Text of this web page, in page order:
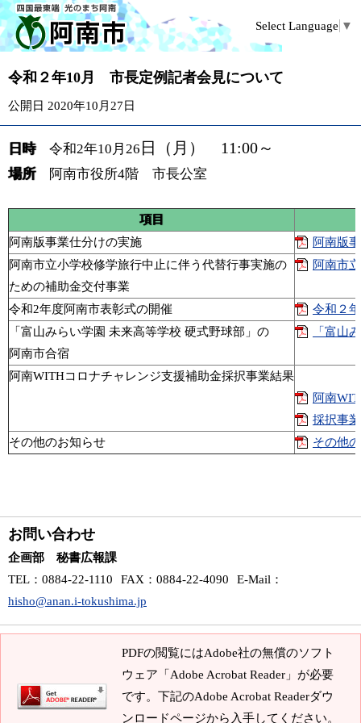
Select Language ▼
令和２年10月 市長定例記者会見について
公開日 2020年10月27日
日時令和2年10月26 日（月） 11:00～
場所阿南市役所4階 市長公室
項目
阿南版事業仕分けの実施
阿南版
阿南市立小学校修学旅行中止に伴う代替行事実施の
ための補助金交付事業
阿南市
令和2年度阿南市表彰式の開催
令和２
「富山みらい学園 未来高等学校 硬式野球部」の
阿南市合宿
「富山
阿南WITHコロナチャレンジ支援補助金採択事業結果
阿南
採択事
その他のお知らせ
その他
お問い合わせ
企画部 秘書広報課
TEL ：0884-22-1110 FAX ：0884-22-4090 E-Mail ：
hisho@anan.i-tokushima.jp
PDFの閲覧にはAdobe社の無償のソフト
ウェア「Adobe Acrobat Reader」が必要
です。下記のAdobe Acrobat Readerダウ
ンロードページから入手してください。